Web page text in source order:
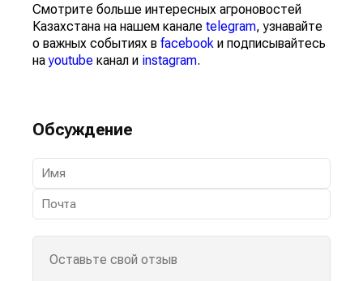
Смотрите больше интересных агроновостей
Казахстана на нашем канале telegram, узнавайте
о важных событиях в facebook и подписывайтесь
наyoutube канал и instagram.
Обсуждение